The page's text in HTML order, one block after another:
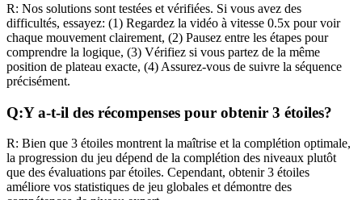
R: Nos solutions sont testées et vérifiées. Si vous avez des
difficultés, essayez: (1) Regardez la vidéo à vitesse 0.5x pour voir
chaque mouvement clairement, (2) Pausez entre les étapes pour
comprendre la logique, (3) Vérifiez si vous partez de la même
position de plateau exacte, (4) Assurez-vous de suivre la séquence
précisément.
Q:Y a-t-il des récompenses pour obtenir 3 étoiles?
R: Bien que 3 étoiles montrent la maîtrise et la complétion optimale,
la progression du jeu dépend de la complétion des niveaux plutôt
que des évaluations par étoiles. Cependant, obtenir 3 étoiles
améliore vos statistiques de jeu globales et démontre des